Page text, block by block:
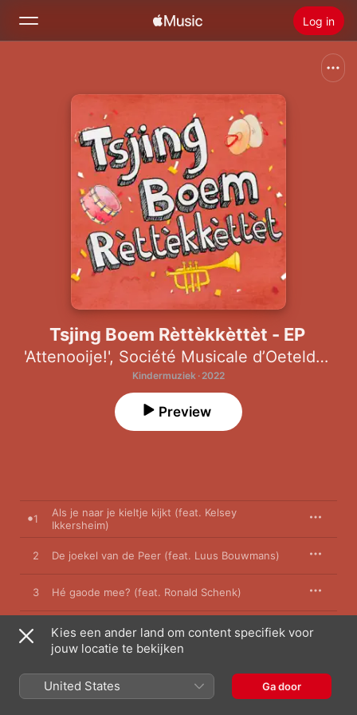
Log in
Nieuw
Installeer Apple Music
Tsjing Boem Rèttèkkèttèt - EP
'Attenooije!', Société Musicale d’Oeteldonque
Kindermuziek · 2022
Preview
1
Als je naar je kieltje kijkt (feat. Kelsey
Ikkersheim)
2 De joekel van de Peer (feat. Luus Bouwmans)
3 Hé gaode mee? (feat. Ronald Schenk)
4 De wielen van de sjees (feat. Margot Jansen)
Peerke, Keesje, Driekske (feat. Rob
Stolzenbach)
Kies een ander land om content specifiek voor
jouw locatie te bekijken
United States Ga door